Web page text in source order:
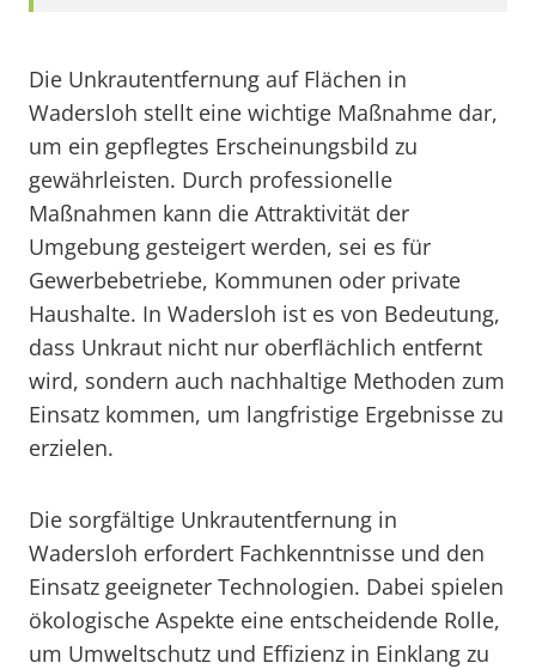
Die Unkrautentfernung auf Flächen in
Wadersloh stellt eine wichtige Maßnahme dar,
um ein gepflegtes Erscheinungsbild zu
gewährleisten. Durch professionelle
Maßnahmen kann die Attraktivität der
Umgebung gesteigert werden, sei es für
Gewerbebetriebe, Kommunen oder private
Haushalte. In Wadersloh ist es von Bedeutung,
dass Unkraut nicht nur oberflächlich entfernt
wird, sondern auch nachhaltige Methoden zum
Einsatz kommen, um langfristige Ergebnisse zu
erzielen.
Die sorgfältige Unkrautentfernung in
Wadersloh erfordert Fachkenntnisse und den
Einsatz geeigneter Technologien. Dabei spielen
ökologische Aspekte eine entscheidende Rolle,
um Umweltschutz und Effizienz in Einklang zu